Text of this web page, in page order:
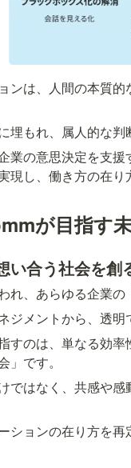
ンは、人間の本質
埋もれ、属人的な判
業の意思決定を支
現し、働き方の在
が目指す
合う社会を創
れ、あらゆる企業
ジメントから、透明
すのは、単なる効
」です。
ではなく、共感や
ションの在り方を